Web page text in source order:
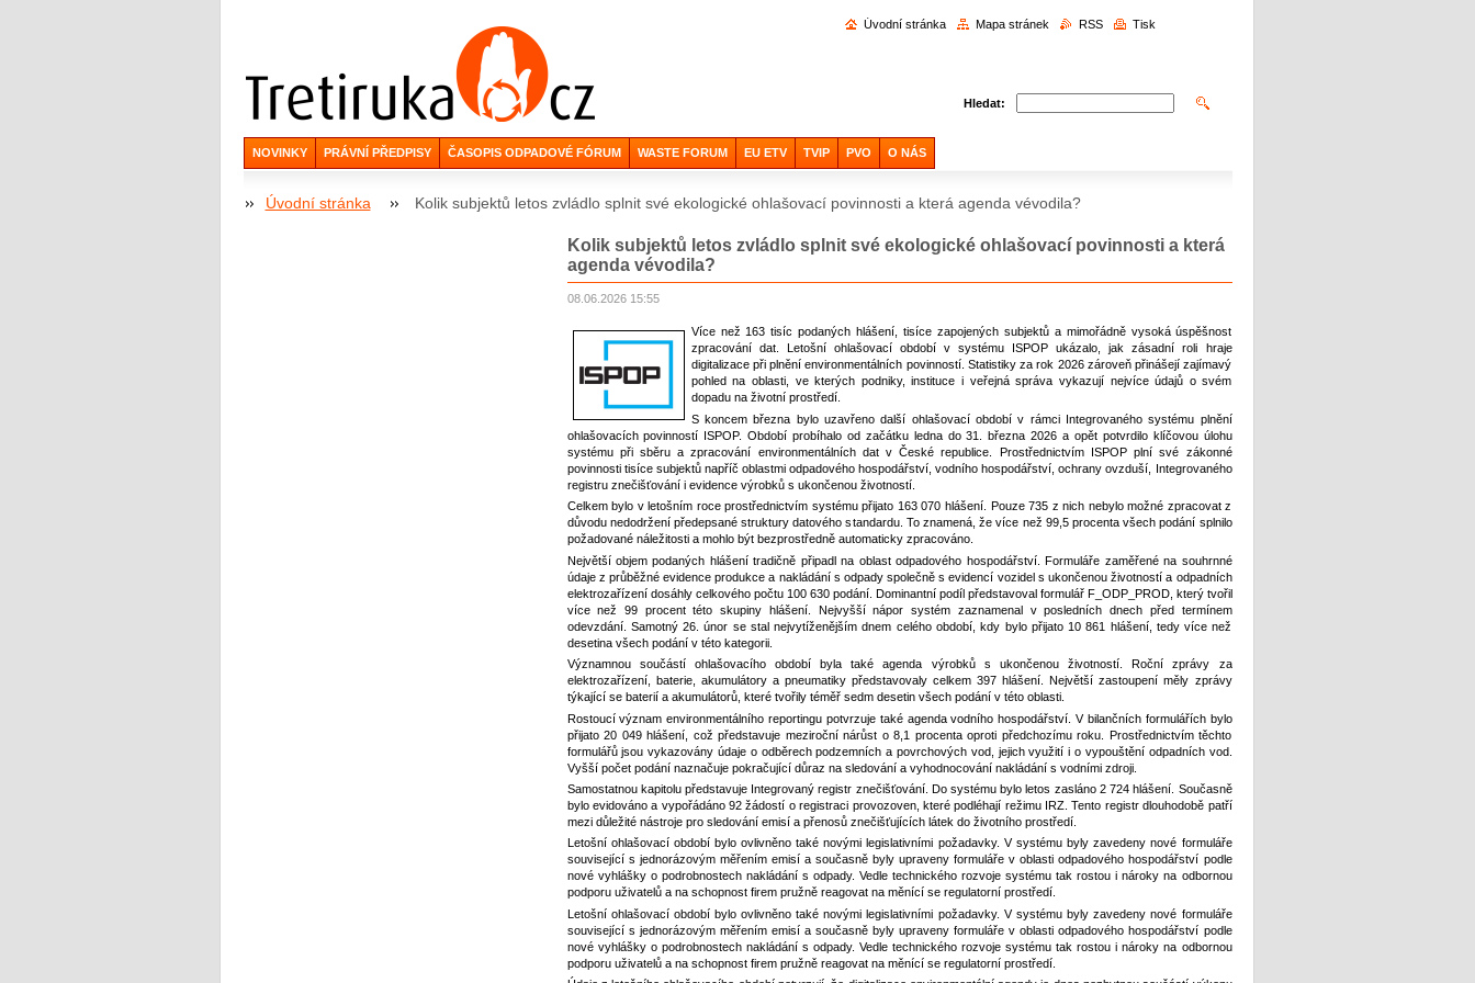
Hledat:
Úvodní stránka Mapa stránek RSS Tisk
NOVINKY PRÁVNÍ PŘEDPISY ČASOPIS ODPADOVÉ FÓRUM WASTE FORUM EU ETV TVIP PVO O NÁS
Úvodní stránka Kolik subjektů letos zvládlo splnit své ekologické ohlašovací povinnosti a která agenda vévodila?
Kolik subjektů letos zvládlo splnit své ekologické ohlašovací povinnosti a která
agenda vévodila?
08.06.2026 15:55
Více než 163 tisíc podaných hlášení, tisíce zapojených subjektů a mimořádně vysoká úspěšnost
zpracování dat. Letošní ohlašovací období v systému ISPOP ukázalo, jak zásadní roli hraje
digitalizace při plnění environmentálních povinností. Statistiky za rok 2026 zároveň přinášejí zajímavý
pohled na oblasti, ve kterých podniky, instituce i veřejná správa vykazují nejvíce údajů o svém
dopadu na životní prostředí.
S koncem března bylo uzavřeno další ohlašovací období v rámci Integrovaného systému plnění
ohlašovacích povinností ISPOP. Období probíhalo od začátku ledna do 31. března 2026 a opět potvrdilo klíčovou úlohu
systému při sběru a zpracování environmentálních dat v České republice. Prostřednictvím ISPOP plní své zákonné
povinnosti tisíce subjektů napříč oblastmi odpadového hospodářství, vodního hospodářství, ochrany ovzduší, Integrovaného
registru znečišťování i evidence výrobků s ukončenou životností.
Celkem bylo v letošním roce prostřednictvím systému přijato 163 070 hlášení. Pouze 735 z nich nebylo možné zpracovat z
důvodu nedodržení předepsané struktury datového standardu. To znamená, že více než 99,5 procenta všech podání splnilo
požadované náležitosti a mohlo být bezprostředně automaticky zpracováno.
Největší objem podaných hlášení tradičně připadl na oblast odpadového hospodářství. Formuláře zaměřené na souhrnné
údaje z průběžné evidence produkce a nakládání s odpady společně s evidencí vozidel s ukončenou životností a odpadních
elektrozařízení dosáhly celkového počtu 100 630 podání. Dominantní podíl představoval formulář F_ODP_PROD, který tvořil
více než 99 procent této skupiny hlášení. Nejvyšší nápor systém zaznamenal v posledních dnech před termínem
odevzdání. Samotný 26. únor se stal nejvytíženějším dnem celého období, kdy bylo přijato 10 861 hlášení, tedy více než
desetina všech podání v této kategorii.
Významnou součástí ohlašovacího období byla také agenda výrobků s ukončenou životností. Roční zprávy za
elektrozařízení, baterie, akumulátory a pneumatiky představovaly celkem 397 hlášení. Největší zastoupení měly zprávy
týkající se baterií a akumulátorů, které tvořily téměř sedm desetin všech podání v této oblasti.
Rostoucí význam environmentálního reportingu potvrzuje také agenda vodního hospodářství. V bilančních formulářích bylo
přijato 20 049 hlášení, což představuje meziroční nárůst o 8,1 procenta oproti předchozímu roku. Prostřednictvím těchto
formulářů jsou vykazovány údaje o odběrech podzemních a povrchových vod, jejich využití i o vypouštění odpadních vod.
Vyšší počet podání naznačuje pokračující důraz na sledování a vyhodnocování nakládání s vodními zdroji.
Samostatnou kapitolu představuje Integrovaný registr znečišťování. Do systému bylo letos zasláno 2 724 hlášení. Současně
bylo evidováno a vypořádáno 92 žádostí o registraci provozoven, které podléhají režimu IRZ. Tento registr dlouhodobě patří
mezi důležité nástroje pro sledování emisí a přenosů znečišťujících látek do životního prostředí.
Letošní ohlašovací období bylo ovlivněno také novými legislativními požadavky. V systému byly zavedeny nové formuláře
související s jednorázovým měřením emisí a současně byly upraveny formuláře v oblasti odpadového hospodářství podle
nové vyhlášky o podrobnostech nakládání s odpady. Vedle technického rozvoje systému tak rostou i nároky na odbornou
podporu uživatelů a na schopnost firem pružně reagovat na měnící se regulatorní prostředí.
Letošní ohlašovací období bylo ovlivněno také novými legislativními požadavky. V systému byly zavedeny nové formuláře
související s jednorázovým měřením emisí a současně byly upraveny formuláře v oblasti odpadového hospodářství podle
nové vyhlášky o podrobnostech nakládání s odpady. Vedle technického rozvoje systému tak rostou i nároky na odbornou
podporu uživatelů a na schopnost firem pružně reagovat na měnící se regulatorní prostředí.